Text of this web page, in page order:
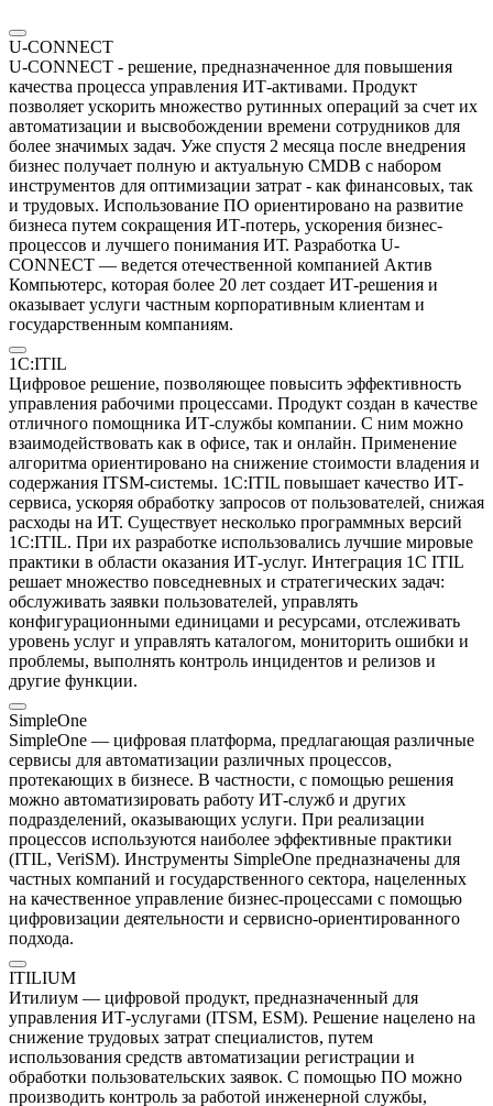
U-CONNECT
U-CONNECT - решение, предназначенное для повышения
качества процесса управления ИТ-активами. Продукт
позволяет ускорить множество рутинных операций за счет их
автоматизации и высвобождении времени сотрудников для
более значимых задач. Уже спустя 2 месяца после внедрения
бизнес получает полную и актуальную CMDB с набором
инструментов для оптимизации затрат - как финансовых, так
и трудовых. Использование ПО ориентировано на развитие
бизнеса путем сокращения ИТ-потерь, ускорения бизнес-
процессов и лучшего понимания ИТ. Разработка U-
CONNECT — ведется отечественной компанией Актив
Компьютерс, которая более 20 лет создает ИТ-решения и
оказывает услуги частным корпоративным клиентам и
государственным компаниям.
1C:ITIL
Цифровое решение, позволяющее повысить эффективность
управления рабочими процессами. Продукт создан в качестве
отличного помощника ИТ-службы компании. С ним можно
взаимодействовать как в офисе, так и онлайн. Применение
алгоритма ориентировано на снижение стоимости владения и
содержания ITSM-системы. 1С:ITIL повышает качество ИТ-
сервиса, ускоряя обработку запросов от пользователей, снижая
расходы на ИТ. Существует несколько программных версий
1С:ITIL. При их разработке использовались лучшие мировые
практики в области оказания ИТ-услуг. Интеграция 1С ITIL
решает множество повседневных и стратегических задач:
обслуживать заявки пользователей, управлять
конфигурационными единицами и ресурсами, отслеживать
уровень услуг и управлять каталогом, мониторить ошибки и
проблемы, выполнять контроль инцидентов и релизов и
другие функции.
SimpleOne
SimpleOne — цифровая платформа, предлагающая различные
сервисы для автоматизации различных процессов,
протекающих в бизнесе. В частности, с помощью решения
можно автоматизировать работу ИТ-служб и других
подразделений, оказывающих услуги. При реализации
процессов используются наиболее эффективные практики
(ITIL, VeriSM). Инструменты SimpleOne предназначены для
частных компаний и государственного сектора, нацеленных
на качественное управление бизнес-процессами с помощью
цифровизации деятельности и сервисно-ориентированного
подхода.
ITILIUM
Итилиум — цифровой продукт, предназначенный для
управления ИТ-услугами (ITSM, ESM). Решение нацелено на
снижение трудовых затрат специалистов, путем
использования средств автоматизации регистрации и
обработки пользовательских заявок. С помощью ПО можно
производить контроль за работой инженерной службы,